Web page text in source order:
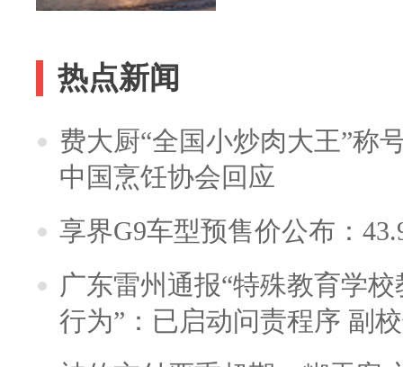
热点新闻
费大厨“全国小炒肉大王”称
中国烹饪协会回应
享界G9车型预售价公布：
广东雷州通报“特殊教育学
行为”：已启动问责程序 副